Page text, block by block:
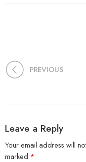
PREVIOUS
Leave a Reply
Your email address will
marked *